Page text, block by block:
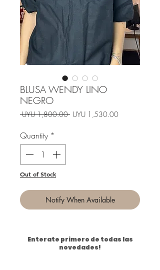
BLUSA WENDY LINO
NEGRO
UYU 1,800.00 Regular
UYU 1,530.00Sale
Quantity *
Out of Stock
Notify When Available
Enterate primero de todas las
novedades!